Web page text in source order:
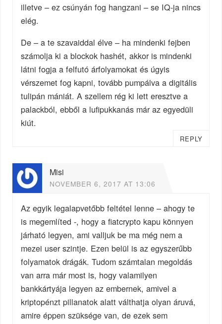
illetve – ez csúnyán fog hangzani – se IQ-ja nincs
elég.
De – a te szavaiddal élve – ha mindenki fejben
számolja ki a blockok hashét, akkor is mindenki
látni fogja a felfutó árfolyamokat és úgyis
vérszemet fog kapni, tovább pumpálva a digitális
tulipán mániát. A szellem rég ki lett eresztve a
palackból, ebből a lufipukkanás már az egyedüli
kiút.
REPLY
Misi
NOVEMBER 6, 2017 AT 13:06
Az egyik legalapvetőbb feltétel lenne – ahogy te
is megemlíted -, hogy a fiatcrypto kapu könnyen
járható legyen, ami valljuk be ma még nem a
mezei user szintje. Ezen belül is az egyszerűbb
folyamatok drágák. Tudom számtalan megoldás
van arra már most is, hogy valamilyen
bankkártyája legyen az embernek, amivel a
kriptopénzt pillanatok alatt válthatja olyan áruvá,
amire éppen szüksége van, de ezek sem